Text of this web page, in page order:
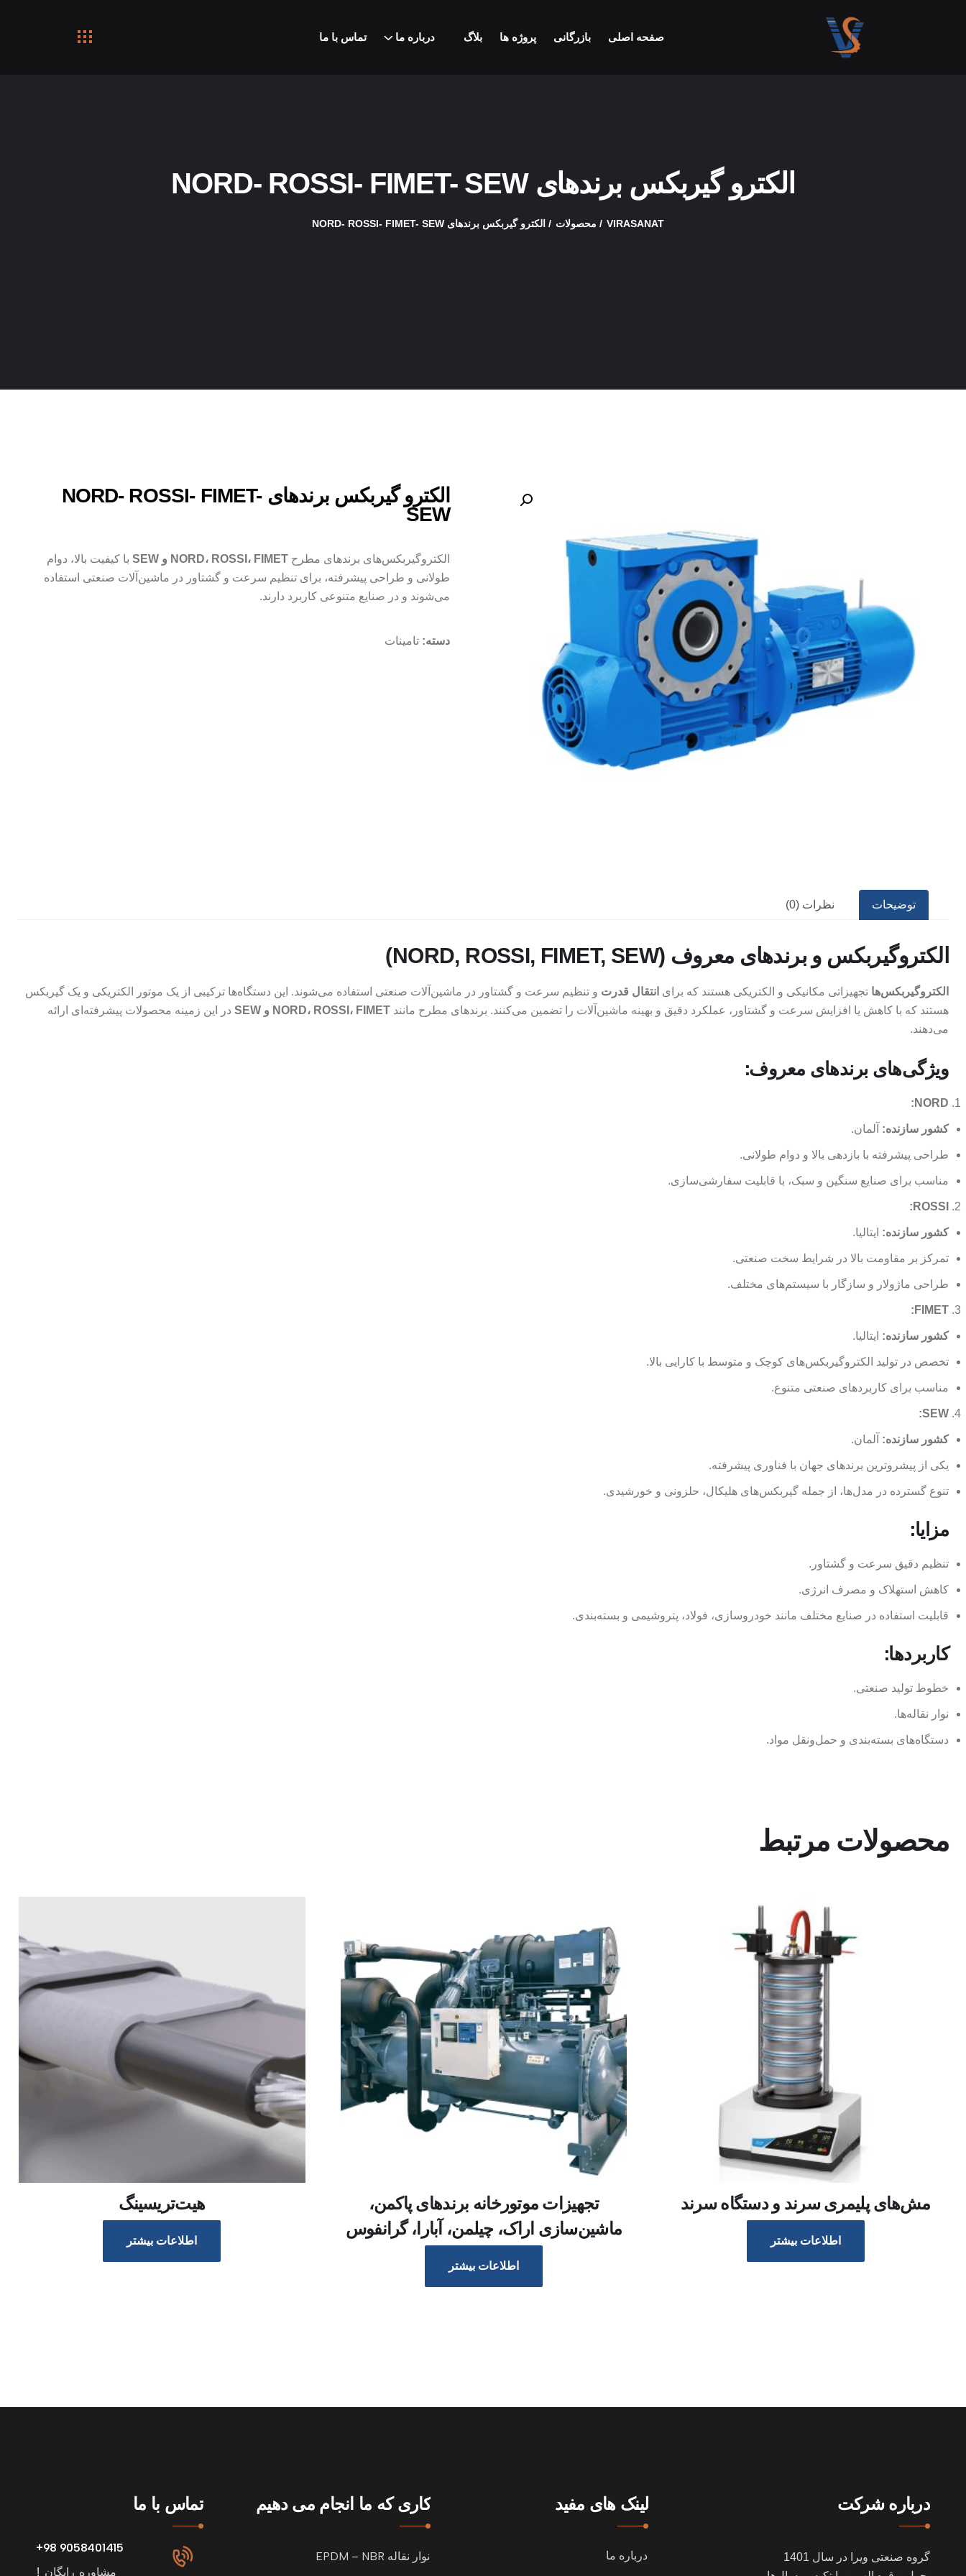
صفحه اصلی بازرگانی پروژه ها بلاگ درباره ما تماس با ما
الکترو گیربکس برندهای NORD- ROSSI- FIMET- SEW
VIRASANAT محصولات الکترو گیربکس برندهای NORD- ROSSI- FIMET- SEW
الکترو گیربکس برندهای NORD- ROSSI- FIMET-
SEW
الکتروگیربکس‌های برندهای مطرح NORD، ROSSI، FIMET و SEW
با کیفیت بالا، دوام
طولانی و طراحی پیشرفته، برای تنظیم سرعت و گشتاور در ماشین‌آلات صنعتی استفاده
می‌شوند و در صنایع متنوعی کاربرد دارند.
دسته: تامینات
توضیحات نظرات (0)
الکتروگیربکس و برندهای معروف (NORD, ROSSI, FIMET, SEW)
الکتروگیربکس‌ها تجهیزاتی مکانیکی و الکتریکی هستند که برای انتقال قدرت و تنظیم سرعت و گشتاور در ماشین‌آلات صنعتی استفاده می‌شوند. این دستگاه‌ها ترکیبی از یک موتور الکتریکی و یک گیربکس
هستند که با کاهش یا افزایش سرعت و گشتاور، عملکرد دقیق و بهینه ماشین‌آلات را تضمین می‌کنند. برندهای مطرح مانند NORD، ROSSI، FIMET و SEW
در این زمینه محصولات پیشرفته‌ای ارائه
می‌دهند.
ویژگی‌های برندهای معروف:
NORD:
کشور سازنده: آلمان.
طراحی پیشرفته با بازدهی بالا و دوام طولانی.
مناسب برای صنایع سنگین و سبک، با قابلیت سفارشی‌سازی.
ROSSI:
کشور سازنده: ایتالیا.
تمرکز بر مقاومت بالا در شرایط سخت صنعتی.
طراحی ماژولار و سازگار با سیستم‌های مختلف.
FIMET:
کشور سازنده: ایتالیا.
تخصص در تولید الکتروگیربکس‌های کوچک و متوسط با کارایی بالا.
مناسب برای کاربردهای صنعتی متنوع.
SEW:
کشور سازنده: آلمان.
یکی از پیشروترین برندهای جهان با فناوری پیشرفته.
تنوع گسترده در مدل‌ها، از جمله گیربکس‌های هلیکال، حلزونی و خورشیدی.
مزایا:
تنظیم دقیق سرعت و گشتاور.
کاهش استهلاک و مصرف انرژی.
قابلیت استفاده در صنایع مختلف مانند خودروسازی، فولاد، پتروشیمی و بسته‌بندی.
کاربردها:
خطوط تولید صنعتی.
نوار نقاله‌ها.
دستگاه‌های بسته‌بندی و حمل‌ونقل مواد.
محصولات مرتبط
مش‌های پلیمری سرند و دستگاه سرند
اطلاعات بیشتر
تجهیزات موتورخانه برند‌های پاکمن،
ماشین‌سازی اراک، چیلمن، آبارا، گرانفوس
اطلاعات بیشتر
هیت‌تریسینگ
اطلاعات بیشتر
درباره شرکت
گروه صنعتی ویرا در سال
لینک های مفید
درباره ما
کاری که ما انجام می دهیم
نوار نقاله EPDM – NBR
تماس با ما
9058401415 98+
مشاوره رایگان !